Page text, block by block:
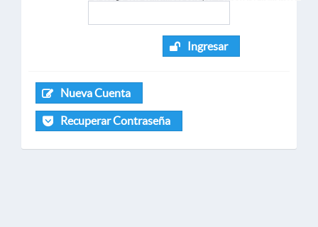
Ingresar
Nueva Cuenta
Recuperar Contraseña